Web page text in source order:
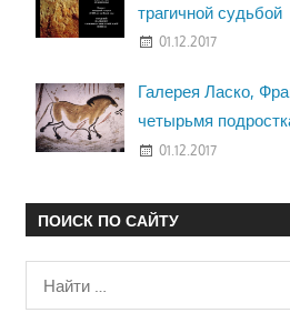
трагичной судьбой
01.12.2017
Галерея Ласко,
четырьмя
01.12.2017
ПОИСК ПО САЙТУ